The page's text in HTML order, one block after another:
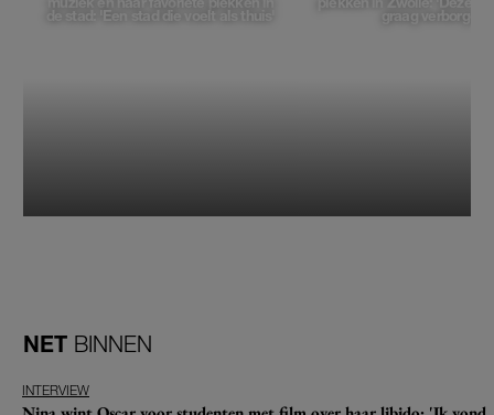
de stad: 'Een stad die voelt als thuis' graag verborgen'
NET BINNEN
INTERVIEW